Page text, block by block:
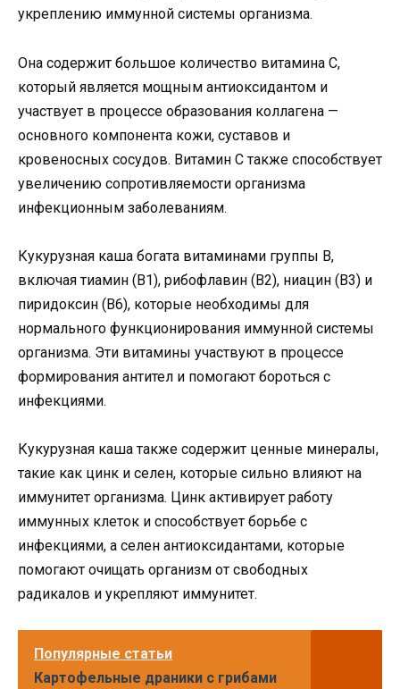
укреплению иммунной системы организма.
Она содержит большое количество витамина C,
который является мощным антиоксидантом и
участвует в процессе образования коллагена —
основного компонента кожи, суставов и
кровеносных сосудов. Витамин C также способствует
увеличению сопротивляемости организма
инфекционным заболеваниям.
Кукурузная каша богата витаминами группы В,
включая тиамин (В1), рибофлавин (В2), ниацин (В3) и
пиридоксин (В6), которые необходимы для
нормального функционирования иммунной системы
организма. Эти витамины участвуют в процессе
формирования антител и помогают бороться с
инфекциями.
Кукурузная каша также содержит ценные минералы,
такие как цинк и селен, которые сильно влияют на
иммунитет организма. Цинк активирует работу
иммунных клеток и способствует борьбе с
инфекциями, а селен антиоксидантами, которые
помогают очищать организм от свободных
радикалов и укрепляют иммунитет.
Популярные статьи
Картофельные драники с грибами